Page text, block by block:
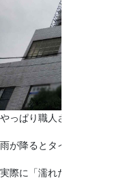
やっぱり職人さんはかっこい
雨が降るとタイルは滑りや
実際に「濡れたタイルで滑